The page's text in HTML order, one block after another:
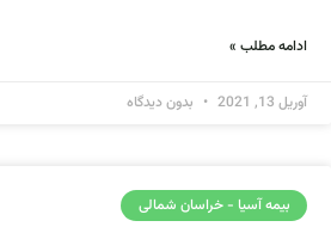
ادامه مطلب »
آوریل 13, 2021 بدون دیدگاه
بیمه آسیا - خراسان شمالی